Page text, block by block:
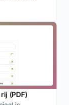
(PDF)